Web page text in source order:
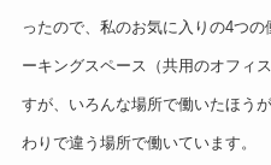
ったので、私のお気に入りの4つの
ーキングスペース（共用のオフィ
すが、 いろんな場所で働いたほう
わりで違う場所で働いています。